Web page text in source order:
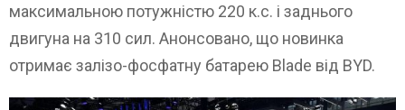
максимальною потужністю 220 к.с. і заднього
двигуна на 310 сил. Анонсовано, що новинка
отримає залізо-фосфатну батарею Blade від BYD.